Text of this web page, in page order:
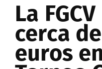
La
cerca
euros